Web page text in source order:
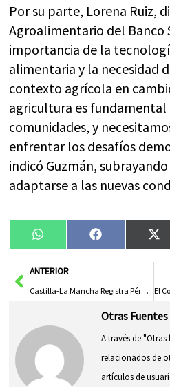
Por su parte, Lorena Ruiz,
Agroalimentario del Banco
importancia de la
alimentaria y la necesidad
contexto agrícola en
agricultura es fundamental
comunidades, y
enfrentar los desafíos
indicó Guzmán,
adaptarse a las nuevas
Compartir
en
WhatsAppCompartir
en
FacebookX
AntANTERIOR
Castilla-La Mancha Registra Pérdida Mensual de Cotizantes Extranjeros, Pero Incrementa Anualmente
Otras Fuentes
A través de
relacionados de
artículos de